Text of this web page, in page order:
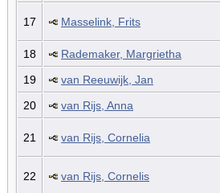
17 Masselink, Frits
18 Rademaker, Margrietha
19
van Reeuwijk, Jan
20
van Rijs, Anna
21 van Rijs, Cornelia
22 van Rijs, Cornelis